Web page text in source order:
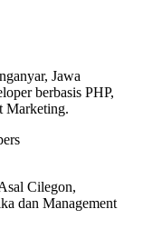
Jawa
berbasis PHP,
Marketing.
Cilegon,
dan Management